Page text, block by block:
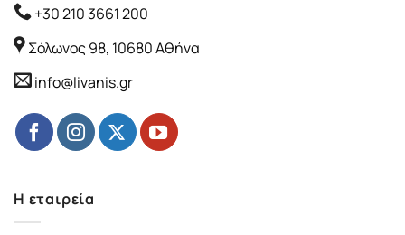
+30 210 3661 200
Σόλωνος 98, 10680 Αθήνα
info@livanis.gr
Η εταιρεία